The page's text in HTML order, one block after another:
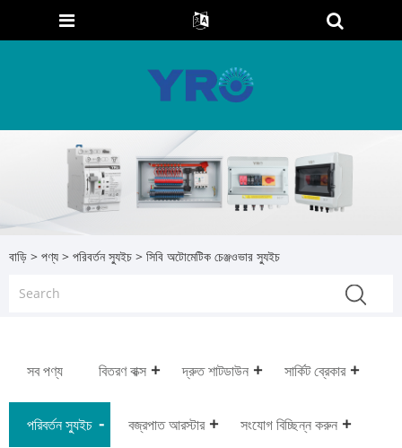
বাড়ি > পণ্য > পরিবর্তন স্যুইচ > সিবি অটোমেটিক চেঞ্জওভার স্যুইচ
সব পণ্য বিতরণ বাক্স দ্রুত শাটডাউন সার্কিট ব্রেকার
পরিবর্তন স্যুইচ বজ্রপাত আরস্টার সংযোগ বিচ্ছিন্ন করুন